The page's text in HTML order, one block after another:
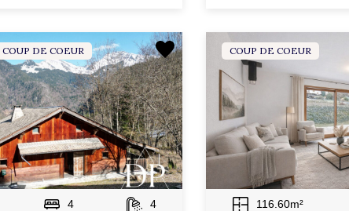
COUP DE COEUR
4 4
COUP DE COEUR
116.60m²